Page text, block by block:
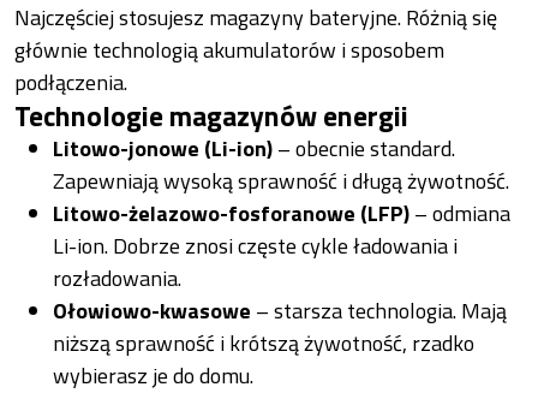
Najczęściej stosujesz magazyny bateryjne. Różnią się
głównie technologią akumulatorów i sposobem
podłączenia.
Technologie magazynów energii
Litowo-jonowe (Li-ion)– obecnie standard.
Zapewniają wysoką sprawność i długą żywotność.
Litowo-żelazowo-fosforanowe (LFP)– odmiana
Li-ion. Dobrze znosi częste cykle ładowania i
rozładowania.
Ołowiowo-kwasowe – starsza technologia. Mają
niższą sprawność i krótszą żywotność, rzadko
wybierasz je do domu.